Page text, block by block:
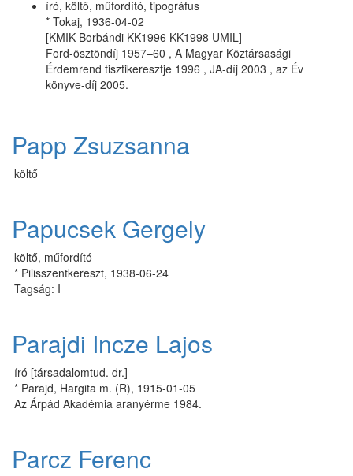
író, költő, műfordító, tipográfus
* Tokaj, 1936-04-02
[KMIK Borbándi KK1996 KK1998 UMIL]
Ford-ösztöndíj 1957–60 , A Magyar Köztársasági
Érdemrend tisztikeresztje 1996 , JA-díj 2003 , az Év
könyve-díj 2005.
Papp Zsuzsanna
költő
Papucsek Gergely
költő, műfordító
* Pilisszentkereszt, 1938-06-24
Tagság: I
Parajdi Incze Lajos
író [társadalomtud. dr.]
* Parajd, Hargita m. (R), 1915-01-05
Az Árpád Akadémia aranyérme 1984.
Parcz Ferenc